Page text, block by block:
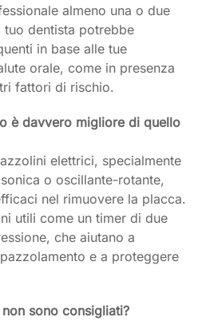
almeno una o due
tuo dentista potrebbe
in base alle tue
orale, come in presenza
fattori di rischio.
è davvero migliore di quello
elettrici, specialmente
o oscillante-rotante,
nel rimuovere la placca.
utili come un timer di due
che aiutano a
e a proteggere
sono consigliati?